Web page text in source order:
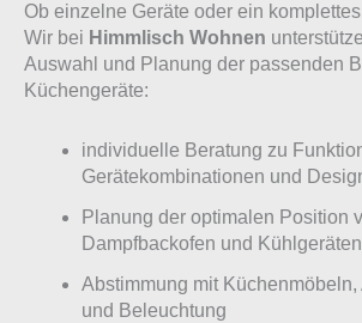
Ob einzelne Geräte oder ein
Wir bei Himmlisch Wohnen
Auswahl und Planung der passenden
Küchengeräte:
individuelle Beratung zu
Gerätekombinationen und
Planung der optimalen Position
Dampfbackofen und Kühlgeräten
Abstimmung mit Küchenmöbeln,
und Beleuchtung